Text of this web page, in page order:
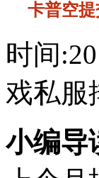
卡普空
时间
戏私服
小编导